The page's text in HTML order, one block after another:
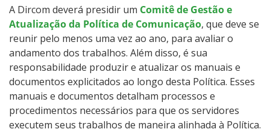
A Dircom deverá presidir um Comitê de Gestão e
Atualização da Política de Comunicação, que deve se
reunir pelo menos uma vez ao ano, para avaliar o
andamento dos trabalhos. Além disso, é sua
responsabilidade produzir e atualizar os manuais e
documentos explicitados ao longo desta Política. Esses
manuais e documentos detalham processos e
procedimentos necessários para que os servidores
executem seus trabalhos de maneira alinhada à Política.